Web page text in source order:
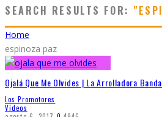
SEARCH RESULTS FOR:
Home
espinoza paz
Ojalá Que Me Olvides | La Arrolladora
Los Promotores
Videos